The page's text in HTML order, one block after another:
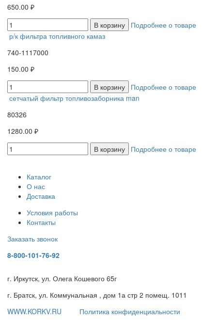
650.00 ₽
В корзину
Подробнее о товаре
р/к фильтра топливного камаз
740-1117000
150.00 ₽
В корзину
Подробнее о товаре
сетчатый фильтр топливозаборника man
80326
1280.00 ₽
В корзину
Подробнее о товаре
Каталог
О нас
Доставка
Условия работы
Контакты
Заказать звонок
8-800-101-76-92
г. Иркутск, ул. Олега Кошевого 65г
г. Братск, ул. Коммунальная , дом 1а стр 2 помещ. 1011
WWW.KORKV.RU
Политика конфиденциальности